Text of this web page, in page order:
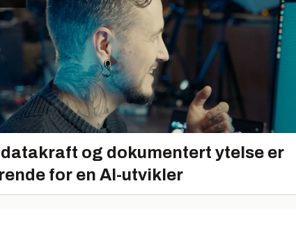
datakraft og dokumentert ytelse er
for en AI-utvikler